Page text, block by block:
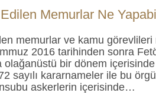
Memurlar Ne
memurlar ve kamu
2016 tarihinden sonra
olağanüstü bir dönem
sayılı kararnameler ile bu
askerlerin içerisinde…